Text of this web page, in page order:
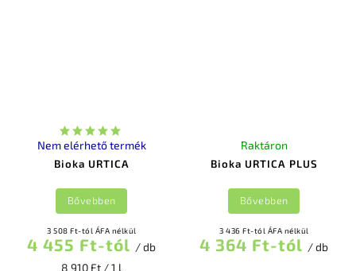
Bioka URTICA
Nem elérhető termék
3 508 Ft-tól ÁFA nélkül
4 455 Ft-tól / db
8 910 Ft / 1 l
Bővebben
Bioka URTICA PLUS
Raktáron
3 436 Ft-tól ÁFA nélkül
4 364 Ft-tól / db
Bővebben